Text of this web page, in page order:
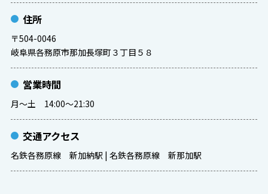
住所
〒504-0046
岐阜県各務原市那加長塚町３丁目５８
営業時間
月〜土 14:00〜21:30
交通アクセス
名鉄各務原線 新加納駅 | 名鉄各務原線 新那加駅